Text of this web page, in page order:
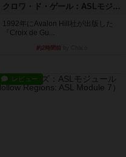
クロワ・ド・ゲール：ASLモジュール10
1992年にAvalon Hill社が出版した
『Croix de Gu...
約2時間前
レビュー